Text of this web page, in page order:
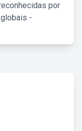
por
-